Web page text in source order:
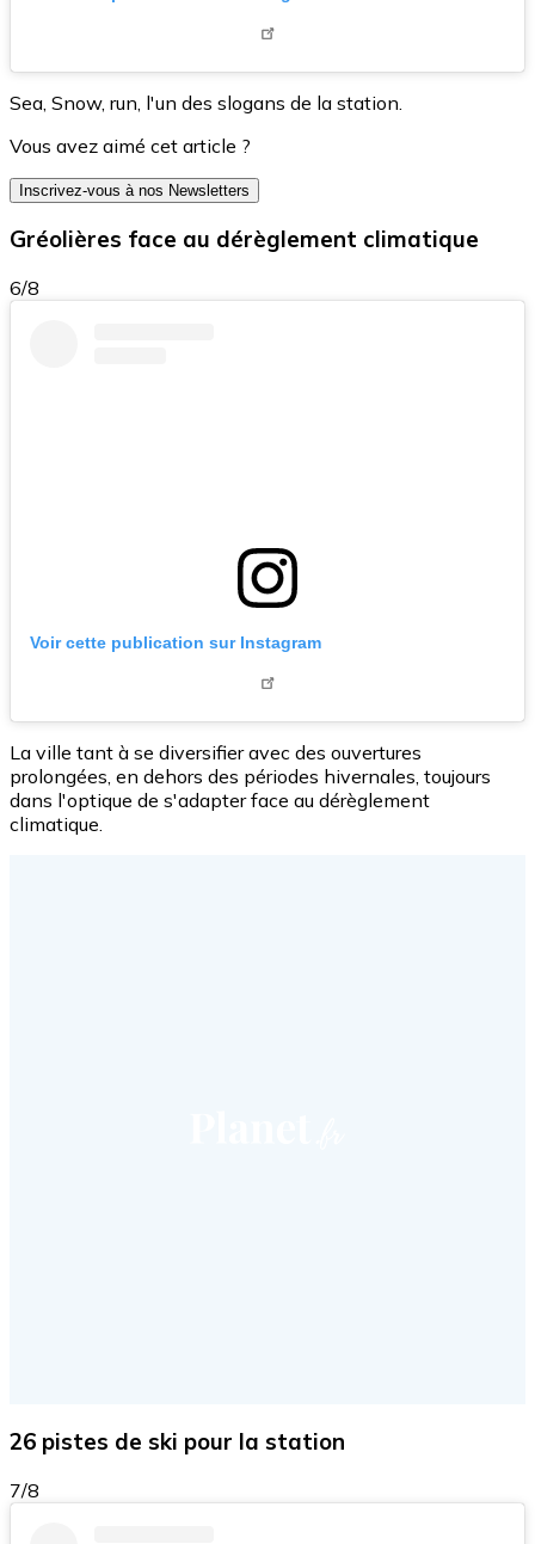
Sea, Snow, run, l'un des slogans de la station.
Vous avez aimé cet article ?
Inscrivez-vous à nos Newsletters
Gréolières face au dérèglement climatique
6/8
Voir cette publication sur Instagram
La ville tant à se diversifier avec des ouvertures
prolongées, en dehors des périodes hivernales, toujours
dans l'optique de s'adapter face au dérèglement
climatique.
26 pistes de ski pour la station
7/8